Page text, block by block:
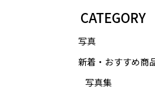
CATEGORY
写真
新着・おすすめ商
写真集